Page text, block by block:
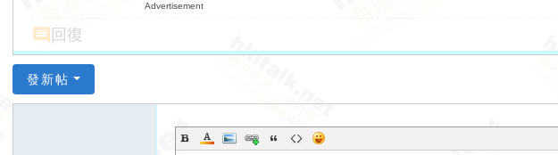
Advertisement
回復
發新帖